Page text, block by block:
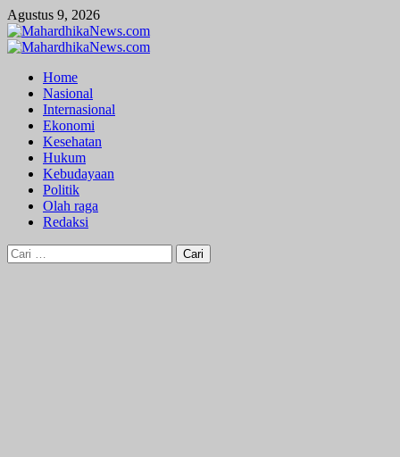
Skip
to
content
Agustus 9, 2026
Primary
Home
Nasional
Internasional
Ekonomi
Kesehatan
Hukum
Kebudayaan
Politik
Olah raga
Redaksi
Cari
untuk: